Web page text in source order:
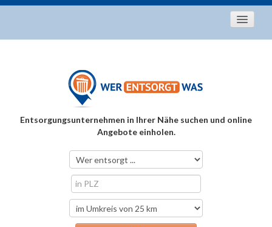
Entsorgungstipps
Über uns
Entsorgungsunternehmen in Ihrer Nähe suchen und online
Angebote einholen.